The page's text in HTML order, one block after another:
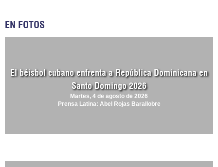
EN FOTOS
El béisbol cubano enfrenta a República Dominicana en
Santo Domingo 2026
Martes, 4 de agosto de 2026
Prensa Latina: Abel Rojas Barallobre